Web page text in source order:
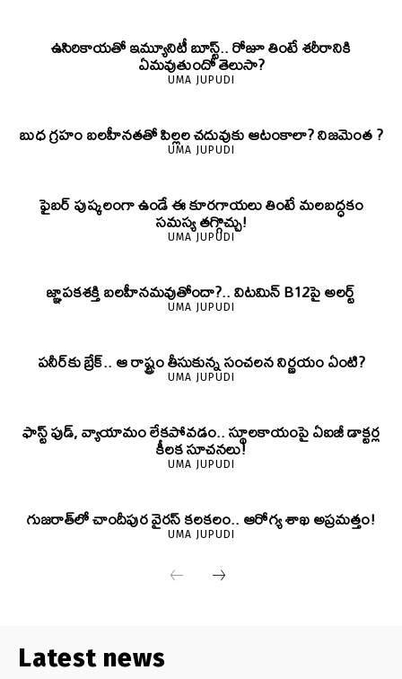
ఉసిరికాయతో ఇమ్యూనిటీ బూస్ట్‌.. రోజూ తింటే శరీరానికి
ఏమవుతుందో తెలుసా?
UMA JUPUDI
బుధ గ్రహం బలహీనతతో పిల్లల చదువుకు ఆటంకాలా? నిజమెంత ?
UMA JUPUDI
ఫైబర్‌ పుష్కలంగా ఉండే ఈ కూరగాయలు తింటే మలబద్ధకం
సమస్య తగ్గొచ్చు!
UMA JUPUDI
జ్ఞాపకశక్తి బలహీనమవుతోందా?.. విటమిన్ B12పై అలర్ట్
UMA JUPUDI
పనీర్‌కు బ్రేక్.. ఆ రాష్ట్రం తీసుకున్న సంచలన నిర్ణయం ఏంటి?
UMA JUPUDI
ఫాస్ట్ ఫుడ్, వ్యాయామం లేకపోవడం.. స్థూలకాయంపై ఏఐజీ డాక్టర్ల
కీలక సూచనలు!
UMA JUPUDI
గుజరాత్‌లో చాందీపుర వైరస్ కలకలం.. ఆరోగ్య శాఖ అప్రమత్తం!
UMA JUPUDI
Latest news